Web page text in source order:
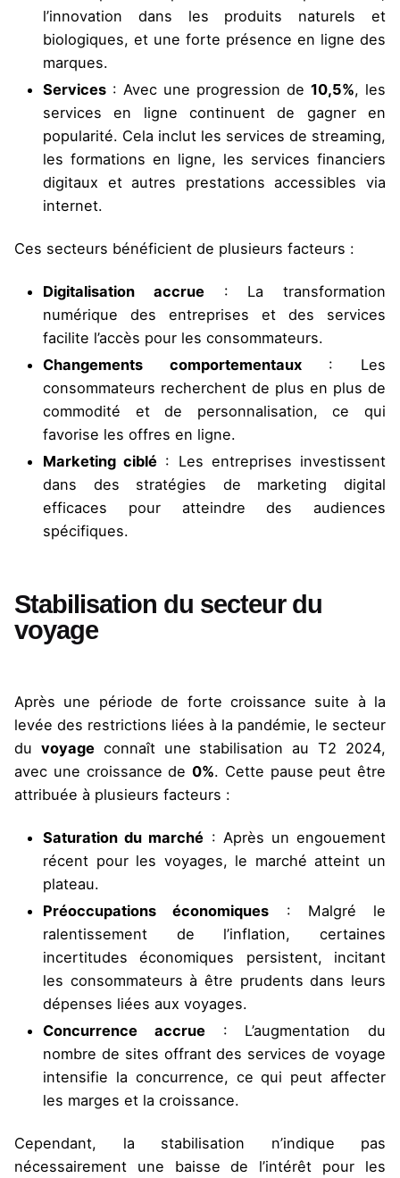
l’innovation dans les produits naturels et
biologiques, et une forte présence en ligne des
marques.
Services : Avec une progression de 10,5%, les
services en ligne continuent de gagner en
popularité. Cela inclut les services de streaming,
les formations en ligne, les services financiers
digitaux et autres prestations accessibles via
internet.
Ces secteurs bénéficient de plusieurs facteurs :
Digitalisation accrue: La transformation
numérique des entreprises et des services
facilite l’accès pour les consommateurs.
Changements comportementaux: Les
consommateurs recherchent de plus en plus de
commodité et de personnalisation, ce qui
favorise les offres en ligne.
Marketing ciblé : Les entreprises investissent
dans des stratégies de marketing digital
efficaces pour atteindre des audiences
spécifiques.
Stabilisation du secteur du
voyage
Après une période de forte croissance suite à la
levée des restrictions liées à la pandémie, le secteur
du voyageconnaît une stabilisation au T2 2024,
avec une croissance de 0%. Cette pause peut être
attribuée à plusieurs facteurs :
Saturation du marché : Après un engouement
récent pour les voyages, le marché atteint un
plateau.
Préoccupations économiques : Malgré le
ralentissement de l’inflation, certaines
incertitudes économiques persistent, incitant
les consommateurs à être prudents dans leurs
dépenses liées aux voyages.
Concurrence accrue: L’augmentation du
nombre de sites offrant des services de voyage
intensifie la concurrence, ce qui peut affecter
les marges et la croissance.
Cependant, la stabilisation n’indique pas
nécessairement une baisse de l’intérêt pour les